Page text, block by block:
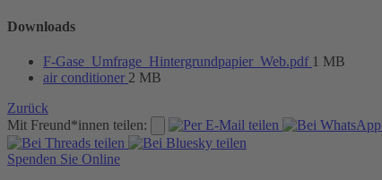
Downloads
F-Gase_Umfrage_Hintergrundpapier_Web.pdf 1 MB
air conditioner 2 MB
Zurück
Mit Freund*innen teilen:
Spenden Sie Online